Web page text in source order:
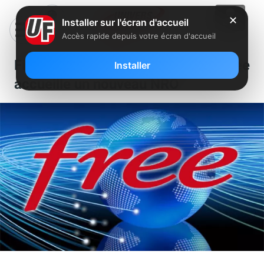
Fibre : le réseau FTTH de Free
accueille un nouveau NRO
✕
Installer sur l'écran d'accueil
Accès rapide depuis votre écran d'accueil
Installer